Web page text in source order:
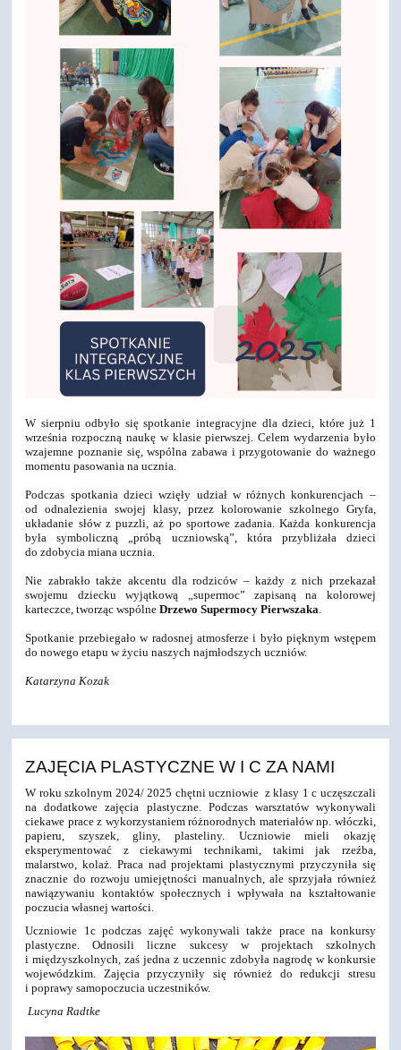
W sierpniu odbyło się spotkanie integracyjne dla dzieci, które już 1
września rozpoczną naukę w klasie pierwszej. Celem wydarzenia było
wzajemne poznanie się, wspólna zabawa i przygotowanie do ważnego
momentu pasowania na ucznia.
Podczas spotkania dzieci wzięły udział w różnych konkurencjach –
od odnalezienia swojej klasy, przez kolorowanie szkolnego Gryfa,
układanie słów z puzzli, aż po sportowe zadania. Każda konkurencja
była symboliczną „próbą uczniowską”, która przybliżała dzieci
do zdobycia miana ucznia.
Nie zabrakło także akcentu dla rodziców – każdy z nich przekazał
swojemu dziecku wyjątkową „supermoc” zapisaną na kolorowej
karteczce, tworząc wspólneDrzewo Supermocy Pierwszaka.
Spotkanie przebiegało w radosnej atmosferze i było pięknym wstępem
do nowego etapu w życiu naszych najmłodszych uczniów.
Katarzyna Kozak
ZAJĘCIA PLASTYCZNE W I C ZA NAMI
W roku szkolnym 2024/ 2025 chętni uczniowie z klasy 1 c uczęszczali
na dodatkowe zajęcia plastyczne. Podczas warsztatów wykonywali
ciekawe prace z wykorzystaniem różnorodnych materiałów np. włóczki,
papieru, szyszek, gliny, plasteliny. Uczniowie mieli okazję
eksperymentować z ciekawymi technikami, takimi jak rzeźba,
malarstwo, kolaż. Praca nad projektami plastycznymi przyczyniła się
znacznie do rozwoju umiejętności manualnych, ale sprzyjała również
nawiązywaniu kontaktów społecznych i wpływała na kształtowanie
poczucia własnej wartości.
Uczniowie 1c podczas zajęć wykonywali także prace na konkursy
plastyczne. Odnosili liczne sukcesy w projektach szkolnych
i międzyszkolnych, zaś jedna z uczennic zdobyła nagrodę w konkursie
wojewódzkim. Zajęcia przyczyniły się również do redukcji stresu
i poprawy samopoczucia uczestników.
Lucyna Radtke